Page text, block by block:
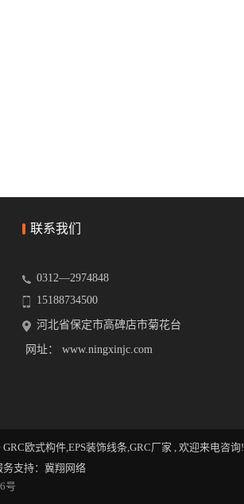
联系我们
0312—2974848
15188734500
河北省保定市高碑店市菊花台
网址： www.ningxinjc.com
GRC欧式构件,EPS装饰线条,GRC厂家 , 欢迎来电咨询!
务支持： 冀翔网络
号